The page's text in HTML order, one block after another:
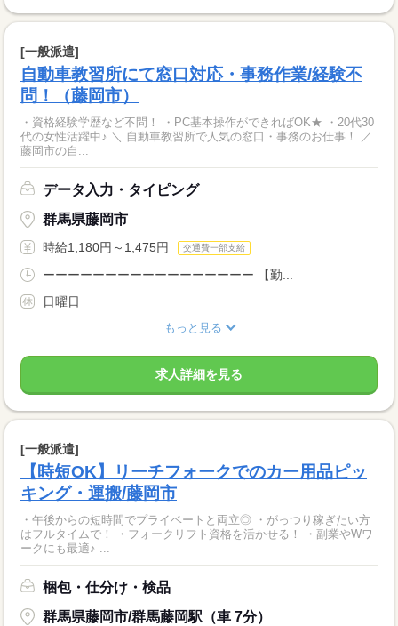
[一般派遣]
自動車教習所にて窓口対応・事務作業/経験不
問！（藤岡市）
・資格経験学歴など不問！ ・PC基本操作ができればOK★ ・20代30
代の女性活躍中♪ ＼ 自動車教習所で人気の窓口・事務のお仕事！ ／
藤岡市の自...
データ入力・タイピング
群馬県藤岡市
時給1,180円～1,475円 交通費一部支給
ーーーーーーーーーーーーーーーーー 【勤...
日曜日
もっと見る
求人詳細を見る
[一般派遣]
【時短OK】リーチフォークでのカー用品ピッ
キング・運搬/藤岡市
・午後からの短時間でプライベートと両立◎ ・がっつり稼ぎたい方
はフルタイムで！ ・フォークリフト資格を活かせる！ ・副業やWワ
ークにも最適♪ ...
梱包・仕分け・検品
群馬県藤岡市/群馬藤岡駅（車 7分）